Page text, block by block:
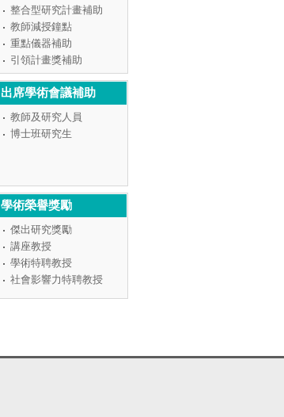
整合型研究計畫補助
教師減授鐘點
重點儀器補助
引領計畫獎補助
出席學術會議補助
教師及研究人員
博士班研究生
學術榮譽獎勵
傑出研究獎勵
講座教授
學術特聘教授
社會影響力特聘教授